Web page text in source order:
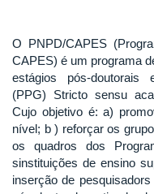
O PNPD/CAPES
CAPES) é um programa
estágios pós-doutorais
(PPG) Stricto sensu
Cujo objetivo é: a)
nível; b ) reforçar os
os quadros dos
sinstituições de ensino
inserção de